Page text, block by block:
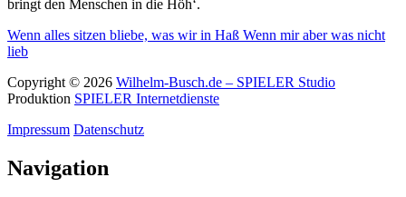
bringt den Menschen in die Höh‘.
Wenn alles sitzen bliebe, was wir in Haß Wenn mir aber was nicht
lieb
Copyright © 2026 Wilhelm-Busch.de – SPIELER Studio
Produktion SPIELER Internetdienste
Impressum Datenschutz
Navigation